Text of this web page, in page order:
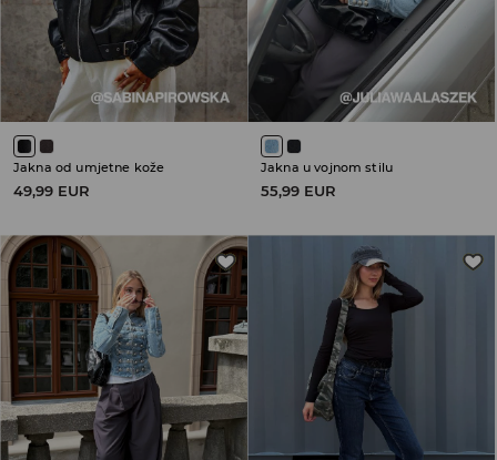
Jakna od umjetne kože
49,99 EUR
Jakna u vojnom stilu
55,99 EUR